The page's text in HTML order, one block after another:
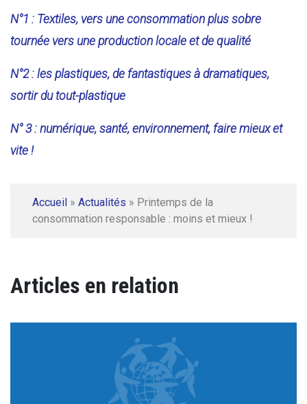
N°1 : Textiles, vers une consommation plus sobre
tournée vers une production locale et de qualité
N°2 : les plastiques, de fantastiques à dramatiques,
sortir du tout-plastique
N° 3 : numérique, santé, environnement, faire mieux et
vite !
Accueil » Actualités » Printemps de la
consommation responsable : moins et mieux !
Articles en relation